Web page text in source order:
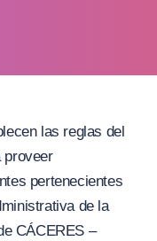
las reglas del
proveer
pertenecientes
de la
CÁCERES –